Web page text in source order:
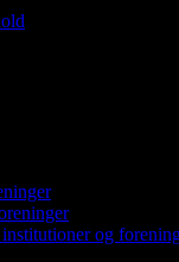
et liv i
og